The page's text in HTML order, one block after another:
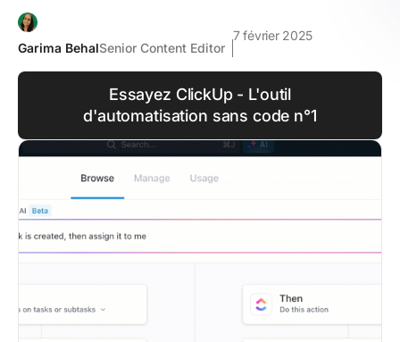
Garima BehalSenior Content Editor
7 février 2025
Essayez ClickUp - L'outil
d'automatisation sans code n°1